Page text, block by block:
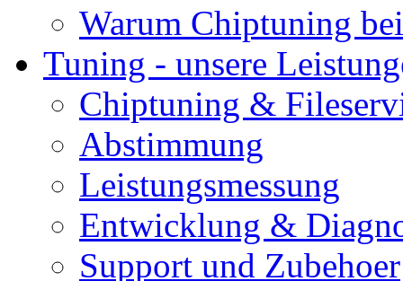
Warum Chiptuning
Tuning - unsere
Chiptuning &
Abstimmung
Leistungsmessung
Entwicklung &
Support und Zubehoer